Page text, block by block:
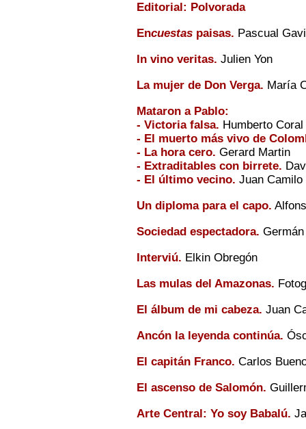
Editorial: Polvorada
Encuestas paisas. Pascual
In vino veritas. Julien Yon
La mujer de Don Verga. María
Mataron a Pablo:
- Victoria falsa. Humberto Coral
- El muerto más vivo de
- La hora cero. Gerard Martin
- Extraditables con birrete.
- El último vecino. Juan
Un diploma para el capo.
Sociedad espectadora.
Interviú. Elkin Obregón
Las mulas del Amazonas.
El álbum de mi cabeza. Juan
Ancón la leyenda continúa.
El capitán Franco. Carlos
El ascenso de Salomón.
Arte Central: Yo soy Babalú.